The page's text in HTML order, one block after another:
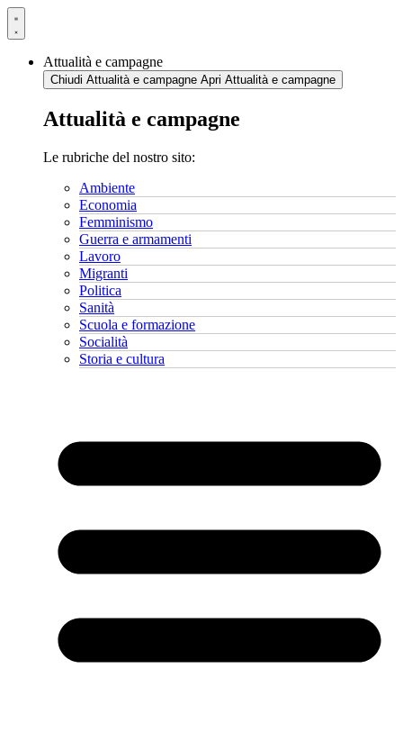
Vai
al
Attualità e campagne
Chiudi Attualità e campagne Apri Attualità e campagne
Attualità e campagne
Le rubriche del nostro sito:
Ambiente
Economia
Femminismo
Guerra e armamenti
Lavoro
Migranti
Politica
Sanità
Scuola e formazione
Socialità
Storia e cultura